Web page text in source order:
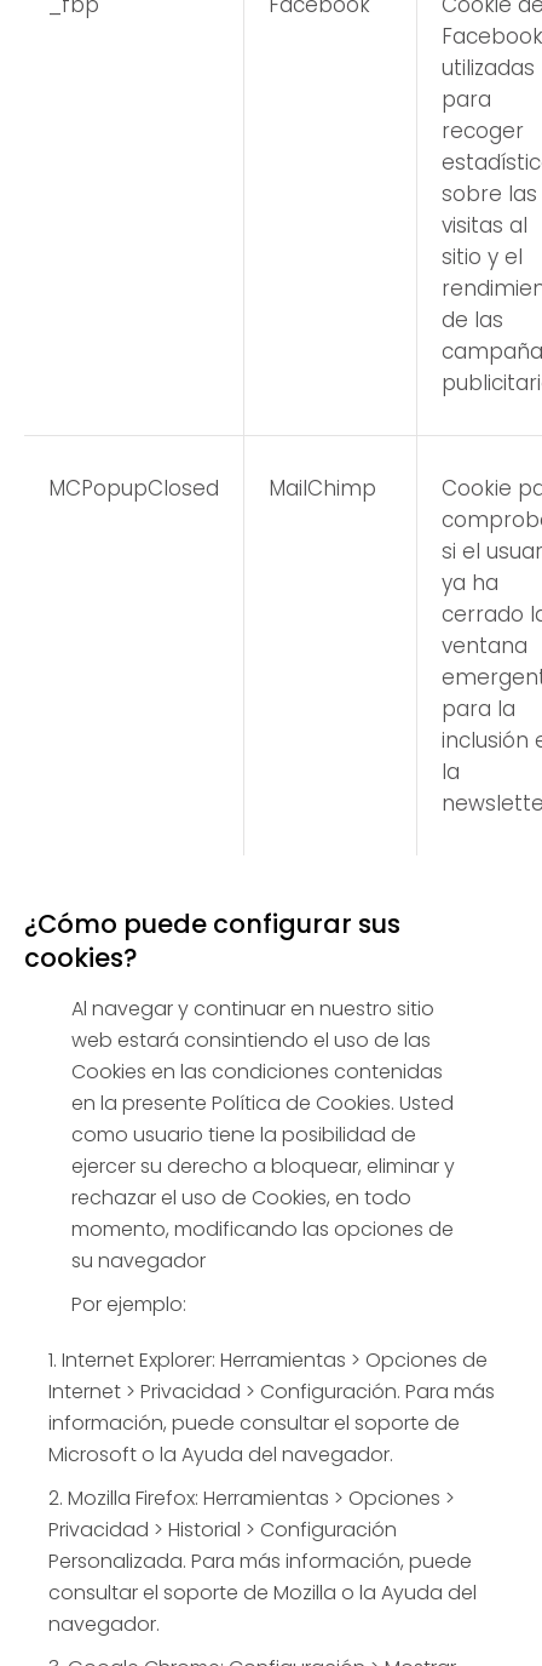
Facebook
utilizadas
para
recoger
sobre las
visitas al
sitio y el
de las
MCPopupClosed MailChimp
Cookie
si el
ya ha
cerrado
ventana
para la
inclusión
la
¿Cómo puede configurar sus
cookies?
Al navegar y continuar en nuestro sitio
web estará consintiendo el uso de las
Cookies en las condiciones contenidas
en la presente Política de Cookies. Usted
como usuario tiene la posibilidad de
ejercer su derecho a bloquear, eliminar y
rechazar el uso de Cookies, en todo
momento, modificando las opciones de
su navegador
Por ejemplo:
Internet Explorer: Herramientas > Opciones de
Internet > Privacidad > Configuración. Para más
información, puede consultar el soporte de
Microsoft o la Ayuda del navegador.
Mozilla Firefox: Herramientas > Opciones >
Privacidad > Historial > Configuración
Personalizada. Para más información, puede
consultar el soporte de Mozilla o la Ayuda del
navegador.